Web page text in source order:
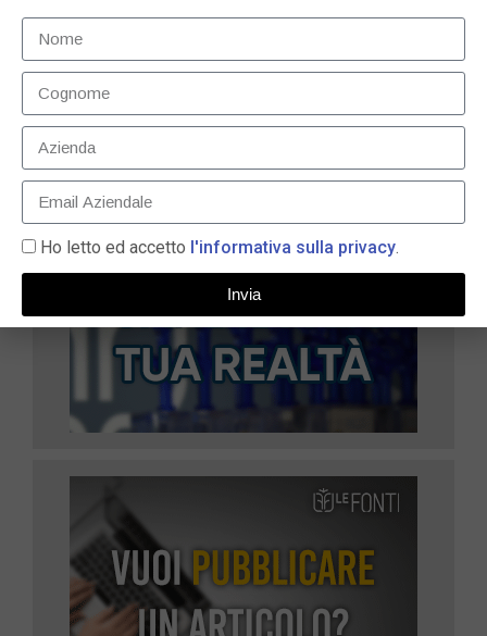
9 Maggio 2025
Ho letto ed accetto l'informativa sulla privacy.
Invia